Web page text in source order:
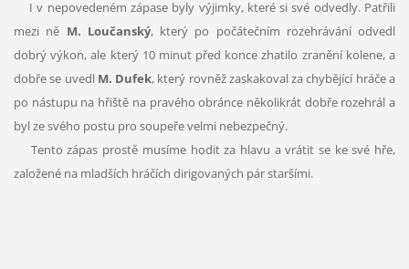
I v nepovedeném zápase byly výjimky, které si své odvedly. Patřili
mezi ně M. Loučanský, který po počátečním rozehrávání odvedl
dobrý výkon, ale který 10 minut před konce zhatilo zranění kolene, a
dobře se uvedl M. Dufek, který rovněž zaskakoval za chybějící hráče a
po nástupu na hřiště na pravého obránce několikrát dobře rozehrál a
byl ze svého postu pro soupeře velmi nebezpečný.
Tento zápas prostě musíme hodit za hlavu a vrátit se ke své hře,
založené na mladších hráčích dirigovaných pár staršími.